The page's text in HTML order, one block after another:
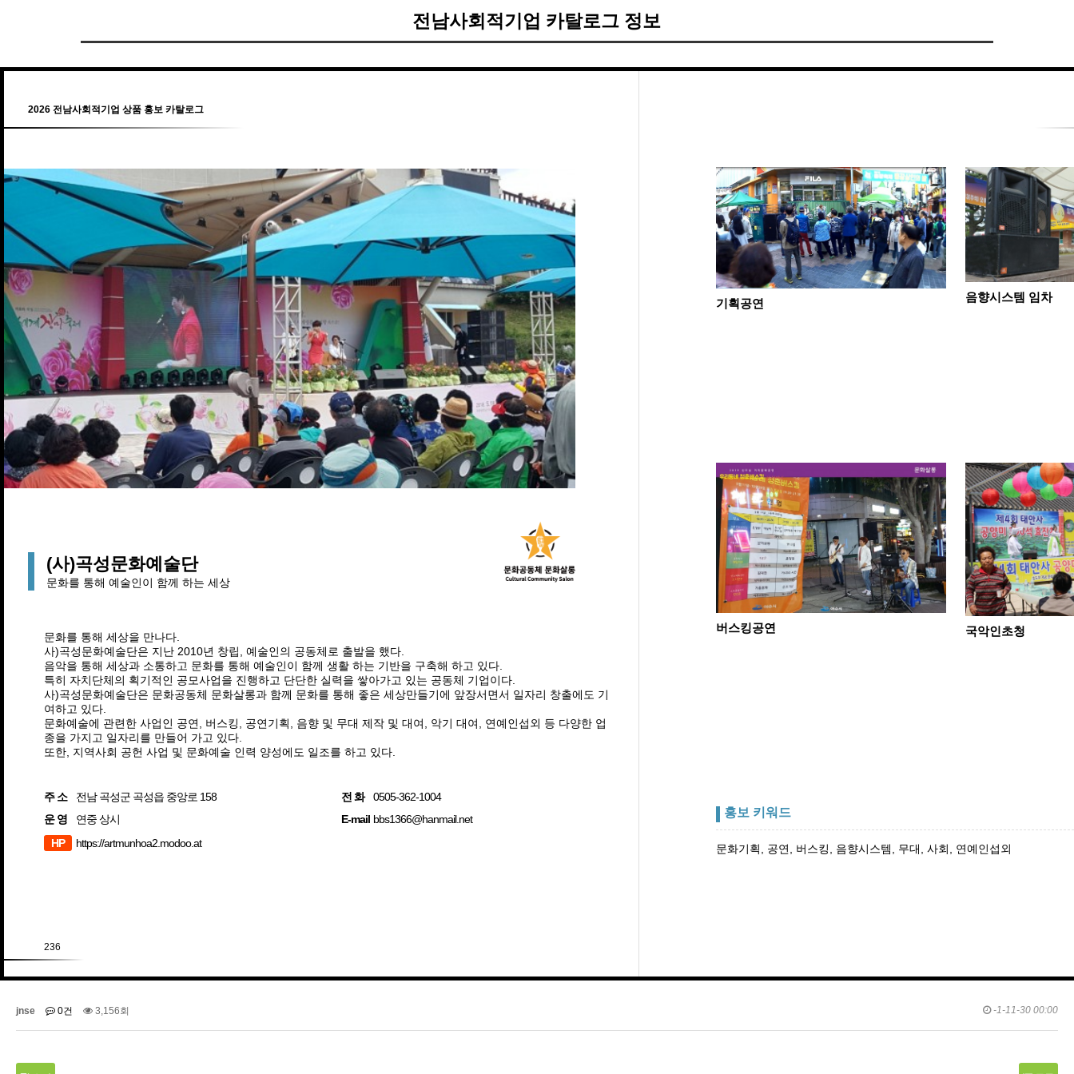
전남사회적기업 카탈로그 정보
2026 전남사회적기업 상품 홍보 카탈로그
(사)곡성문화예술단
문화를 통해 예술인이 함께 하는 세상
문화를 통해 세상을 만나다.
사)곡성문화예술단은 지난 2010년 창립, 예술인의 공동체로 출발을 했다.
음악을 통해 세상과 소통하고 문화를 통해 예술인이 함께 생활 하는 기반을 구축해 하고 있다.
특히 자치단체의 획기적인 공모사업을 진행하고 단단한 실력을 쌓아가고 있는 공동체 기업이다.
사)곡성문화예술단은 문화공동체 문화살롱과 함께 문화를 통해 좋은 세상만들기에 앞장서면서 일자리 창출에도 기
여하고 있다.
문화예술에 관련한 사업인 공연, 버스킹, 공연기획, 음향 및 무대 제작 및 대여, 악기 대여, 연예인섭외 등 다양한 업
종을 가지고 일자리를 만들어 가고 있다.
또한, 지역사회 공헌 사업 및 문화예술 인력 양성에도 일조를 하고 있다.
주 소
전남 곡성군 곡성읍 중앙로 158
운 영
연중 상시
HP
https://artmunhoa2.modoo.at
전 화
0505-362-1004
E-mail bbs1366@hanmail.net
236
기획공연
음향시스템 임차
버스킹공연 국악인초청
홍보 키워드
문화기획, 공연, 버스킹, 음향시스템, 무대, 사회, 연예인섭외
jnse 0건 3,156회 -1-11-30 00:00